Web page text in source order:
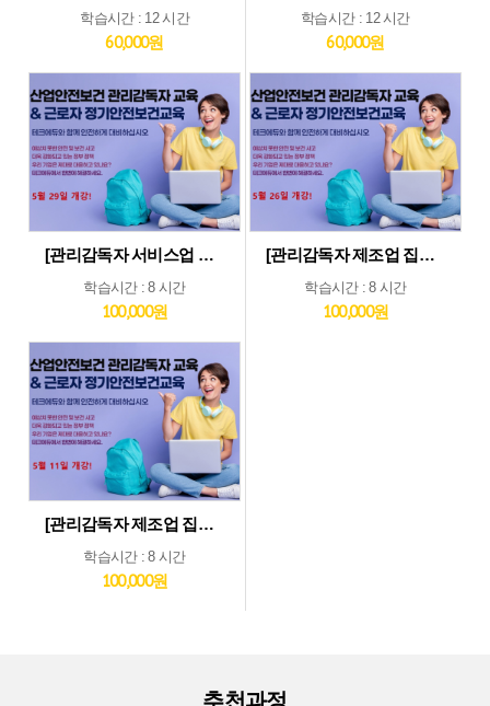
학습시간 : 12 시간
60,000원
학습시간 : 12 시간
60,000원
[관리감독자 서비스업 및 기타업 집체교육_5월29일] 기타업종 및 서비스업종 관리감독자 집체 교육...5월29일 개강
학습시간 : 8 시간
100,000원
[관리감독자 제조업 집체교육_5월26일] 제조업종 관리감독자 집체 교육...5월26일 개강
학습시간 : 8 시간
100,000원
[관리감독자 제조업 집체교육_5월11일] 제조업종 관리감독자 집체 교육...5월11일 개강
학습시간 : 8 시간
100,000원
추천과정